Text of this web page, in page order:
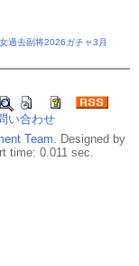
過去副将2026ガチャ3月
い合わせ
Team. Designed by
time: 0.011 sec.